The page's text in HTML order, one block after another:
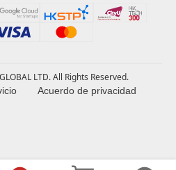
LTD. All Rights Reserved.
Acuerdo de privacidad